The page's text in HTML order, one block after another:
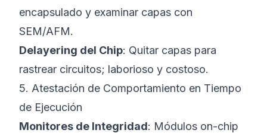
encapsulado y examinar capas con
SEM/AFM.
Delayering del Chip: Quitar capas para
rastrear circuitos; laborioso y costoso.
5. Atestación de Comportamiento en Tiempo
de Ejecución
Monitores de Integridad: Módulos on-chip